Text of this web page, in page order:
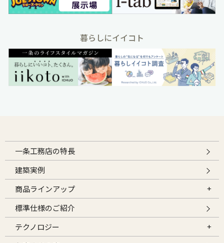
暮らしにイイコト
一条工務店の特長
建築実例
商品ラインアップ
標準仕様のご紹介
テクノロジー